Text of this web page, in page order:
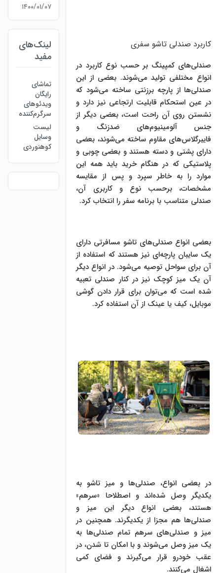
کاربرد صندلی تاشو سفری
صندلی‌های کمپینگ بر حسب نوع کاربرد در
انواع مختلفی تولید می‌شوند. بعضی از این
صندلی‌ها از پارچه برزنتی ساخته می‌شود که
در عین استحکام قابلیت ارتجاعی نیز دارد و
نشستن روی آن راحت است، بعضی دیگر از
جنس آلومینیوم‌های ضدزنگ و
فایبرگلاس‌های مقاوم ساخته می‌شوند، بعضی
دارای پشتی و دسته هستند و بعضی چوبی و
پلاستیکی که در هنگام خرید باید همه این
موارد را به خاطر سپرد و پس از مقایسه
مشخصات، برحسب نوع و کاربری آن،
صندلی متناسب با برنامه سفر را انتخاب کرد.
بعضی انواع صندلی‌های تاشو مسافرتی دارای
یک سایبان پارچه‌ای نیز هستند که استفاده از
آن برای سواحل توصیه می‌شود. در انواع دیگر
آن یک میز کوچک نیز در کنار صندلی تعبیه
شده است که می‌توان برای قرار دادن گوشی
موبایل، کیف یا عینک از آن استفاده کرد.
در بعضی انواع، صندلی‌ها و میز تاشو به
یکدیگر وصل شده‌اند و اصطلاحا «سرهم»
هستند، بعضی انواع دیگر این میز و
صندلی‌ها هم مجزا از یکدیگرند. همچنین در
میز و صندلی‌های سرهم تمام صندلی‌ها به
یک میز وصل می‌شوند و با امکان تا شدن، در
عقب خودرو قرار می‌گیرند و فضای کمی
اشغال می‌کنند.
۱۴۰۰/۰۱/۰۷
لینک‌های
مفید
تماشای
رایگان
ویدئوهای
سرگرم‌کننده
لیست
وسایل
کوهنوردی